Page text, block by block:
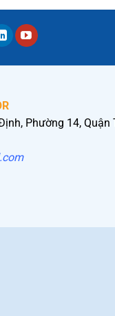
Phường 14, Quận